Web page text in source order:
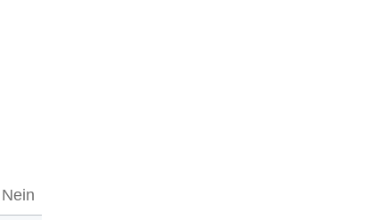
Nein